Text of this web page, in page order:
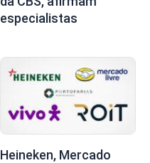
especialistas
Heineken, Mercado